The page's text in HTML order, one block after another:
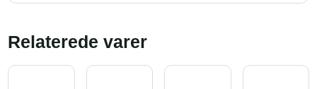
Relaterede varer